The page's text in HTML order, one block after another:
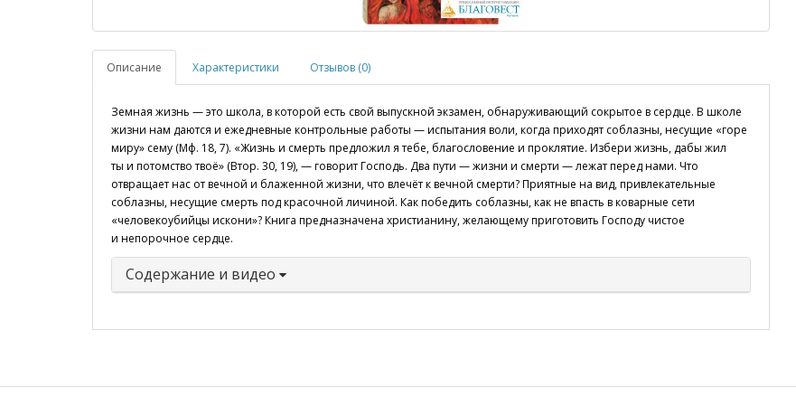
Описание Характеристики Отзывов (0)
Земная жизнь — это школа, в которой есть свой выпускной экзамен, обнаруживающий сокрытое в сердце. В школе
жизни нам даются и ежедневные контрольные работы — испытания воли, когда приходят соблазны, несущие «горе
миру» сему (Мф. 18, 7). «Жизнь и смерть предложил я тебе, благословение и проклятие. Избери жизнь, дабы жил
ты и потомство твоё» (Втор. 30, 19), — говорит Господь. Два пути — жизни и смерти — лежат перед нами. Что
отвращает нас от вечной и блаженной жизни, что влечёт к вечной смерти? Приятные на вид, привлекательные
соблазны, несущие смерть под красочной личиной. Как победить соблазны, как не впасть в коварные сети
«человекоубийцы искони»? Книга предназначена христианину, желающему приготовить Господу чистое
и непорочное сердце.
Содержание и видео